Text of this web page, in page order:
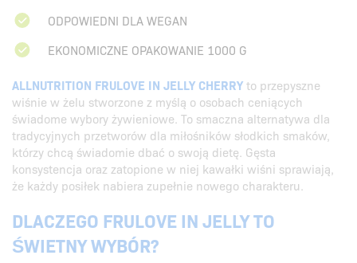
ODPOWIEDNI DLA WEGAN
EKONOMICZNE OPAKOWANIE 1000 G
ALLNUTRITION FRULOVE IN JELLY CHERRYto przepyszne
wiśnie w żelu stworzone z myślą o osobach ceniących
świadome wybory żywieniowe. To smaczna alternatywa dla
tradycyjnych przetworów dla miłośników słodkich smaków,
którzy chcą świadomie dbać o swoją dietę. Gęsta
konsystencja oraz zatopione w niej kawałki wiśni sprawiają,
że każdy posiłek nabiera zupełnie nowego charakteru.
DLACZEGO FRULOVE IN JELLY TO
ŚWIETNY WYBÓR?